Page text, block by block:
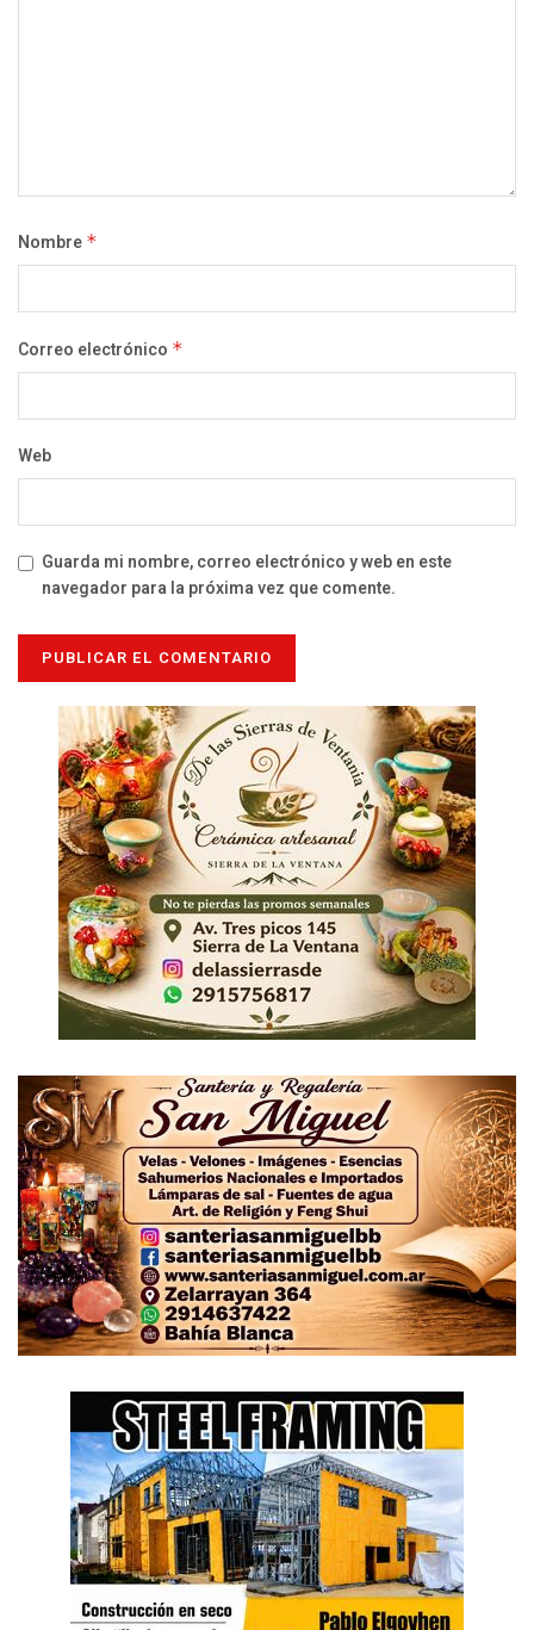
Nombre *
Correo electrónico *
Web
Guarda mi nombre, correo electrónico y web en este
navegador para la próxima vez que comente.